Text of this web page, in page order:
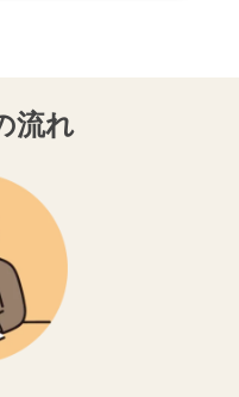
流れ